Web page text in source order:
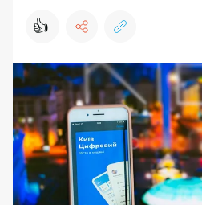
👍